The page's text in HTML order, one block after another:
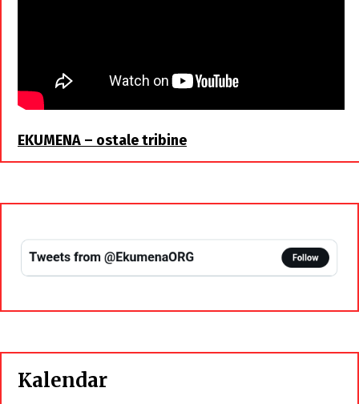
EKUMENA – ostale tribine
Kalendar